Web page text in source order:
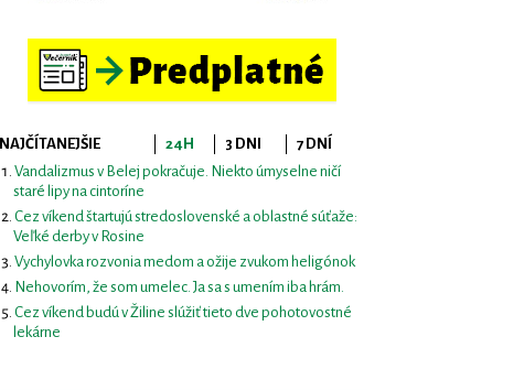
NAJČÍTANEJŠIE 24H 3 DNI
7 DNÍ
Vandalizmus v Belej pokračuje. Niekto úmyselne ničí
staré lipy na cintoríne
Cez víkend štartujú stredoslovenské a oblastné súťaže:
Veľké derby v Rosine
Vychylovka rozvonia medom a ožije zvukom heligónok
Nehovorím, že som umelec. Ja sa s umením iba hrám.
Cez víkend budú v Žiline slúžiť tieto dve pohotovostné
lekárne